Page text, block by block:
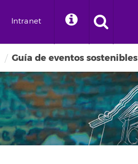
Intranet
Guía de eventos sostenibles